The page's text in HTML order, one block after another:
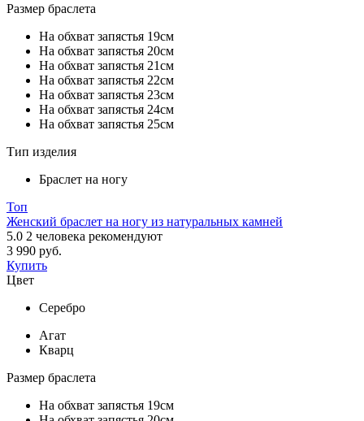
Размер браслета
На обхват запястья 19см
На обхват запястья 20см
На обхват запястья 21см
На обхват запястья 22см
На обхват запястья 23см
На обхват запястья 24см
На обхват запястья 25см
Тип изделия
Браслет на ногу
Топ
Женский браслет на ногу из натуральных камней
5.0 2 человека рекомендуют
3 990 руб.
Купить
Цвет
Серебро
Агат
Кварц
Размер браслета
На обхват запястья 19см